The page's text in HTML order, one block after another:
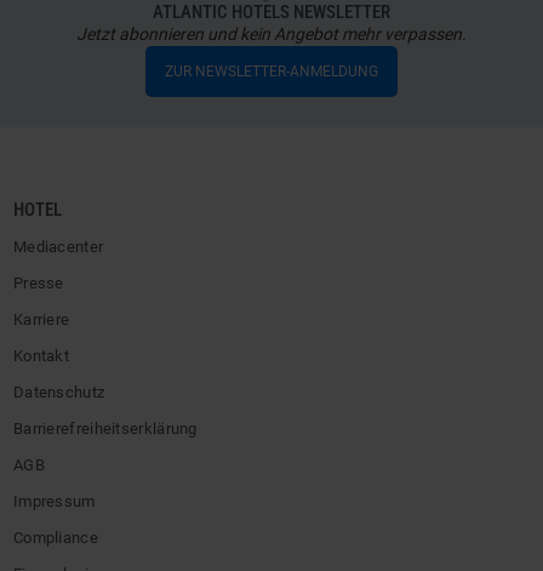
ATLANTIC HOTELS NEWSLETTER
Jetzt abonnieren und kein Angebot mehr verpassen.
ZUR NEWSLETTER-ANMELDUNG
HOTEL
Mediacenter
Presse
Karriere
Kontakt
Datenschutz
Barrierefreiheitserklärung
AGB
Impressum
Compliance